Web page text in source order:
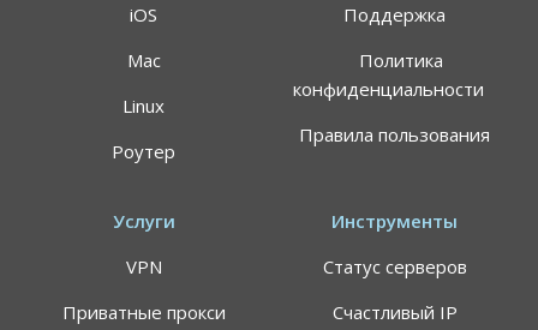
iOS
Mac
Linux
Роутер
Поддержка
Политика
конфиденциальности
Правила пользования
Услуги
VPN
Приватные прокси
Инструменты
Статус серверов
Счастливый IP